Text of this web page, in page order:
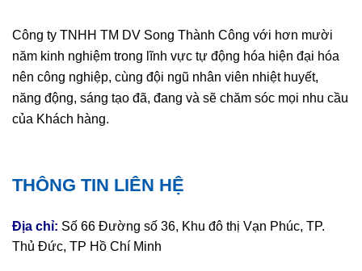
Công ty TNHH TM DV Song Thành Công với hơn mười
năm kinh nghiệm trong lĩnh vực tự động hóa hiện đại hóa
nên công nghiệp, cùng đội ngũ nhân viên nhiệt huyết,
năng động, sáng tạo đã, đang và sẽ chăm sóc mọi nhu cầu
của Khách hàng.
THÔNG TIN LIÊN HỆ
Địa chỉ: Số 66 Đường số 36, Khu đô thị Vạn Phúc, TP.
Thủ Đức, TP Hồ Chí Minh